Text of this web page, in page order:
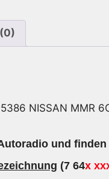
7
NISSAN MMR
und
(7 64x